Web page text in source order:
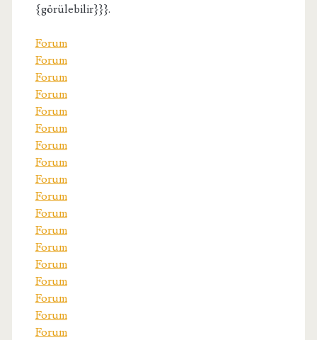
{görülebilir}}}.
Forum
Forum
Forum
Forum
Forum
Forum
Forum
Forum
Forum
Forum
Forum
Forum
Forum
Forum
Forum
Forum
Forum
Forum